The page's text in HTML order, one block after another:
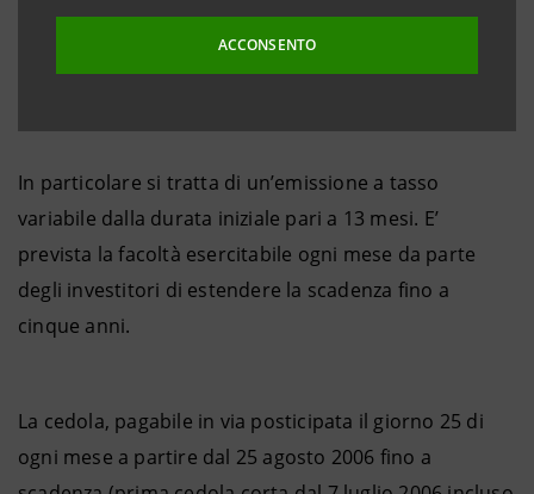
ACCONSENTO
alleggerimenti normativi operati da Banca d’Italia in
materia di bilanciamento delle scadenze tra attività e
In particolare si tratta di un’emissione a tasso
variabile dalla durata iniziale pari a 13 mesi. E’
prevista la facoltà esercitabile ogni mese da parte
degli investitori di estendere la scadenza fino a
cinque anni.
La cedola, pagabile in via posticipata il giorno 25 di
ogni mese a partire dal 25 agosto 2006 fino a